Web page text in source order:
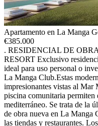
Apartamento en La Manga
€385.000
. RESIDENCIAL DE
RESORT Exclusivo
ideal para uso personal o
La Manga Club.Estas
impresionantes vistas al Mar
piscina comunitaria
mediterráneo. Se trata de la
de obra nueva en La Manga
las tiendas y restaurantes.